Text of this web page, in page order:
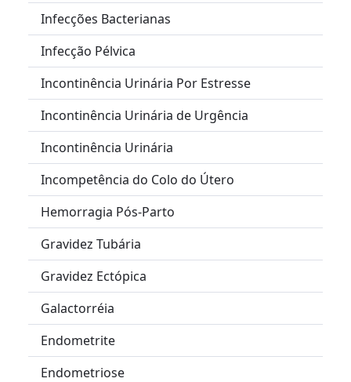
Infecções Bacterianas
Infecção Pélvica
Incontinência Urinária Por Estresse
Incontinência Urinária de Urgência
Incontinência Urinária
Incompetência do Colo do Útero
Hemorragia Pós-Parto
Gravidez Tubária
Gravidez Ectópica
Galactorréia
Endometrite
Endometriose